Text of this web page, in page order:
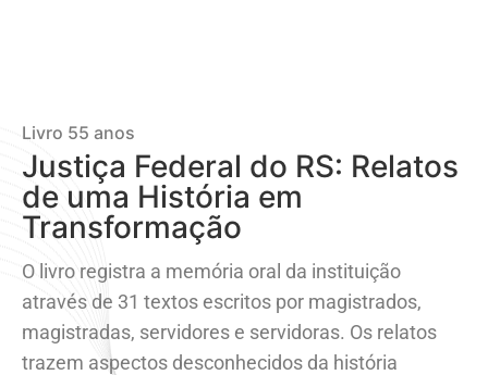
Livro 55 anos
Justiça Federal do RS: Relatos
de uma História em
Transformação
O livro registra a memória oral da instituição
através de 31 textos escritos por magistrados,
magistradas, servidores e servidoras. Os relatos
trazem aspectos desconhecidos da história